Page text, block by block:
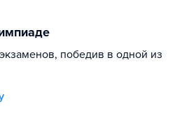
победив в одной из